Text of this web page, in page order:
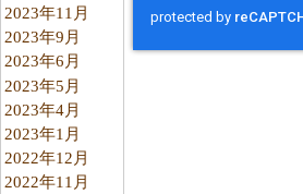
2023年11月
2023年9月
2023年6月
2023年5月
2023年4月
2023年1月
2022年12月
2022年11月